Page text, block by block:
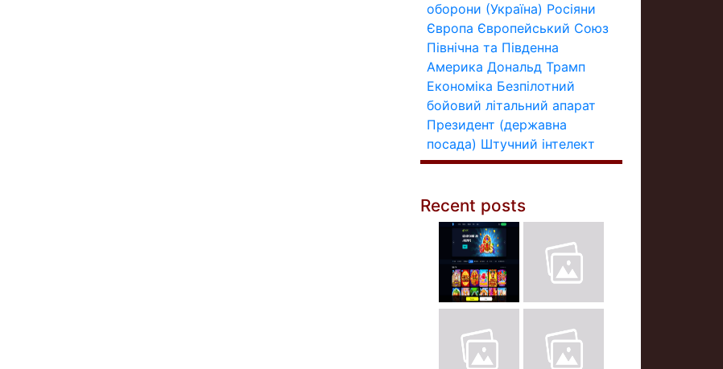
оборони (Україна) Росіяни
Європа Європейський Союз
Північна та Південна
Америка Дональд Трамп
Економіка Безпілотний
бойовий літальний апарат
Президент (державна
посада) Штучний інтелект
Recent posts